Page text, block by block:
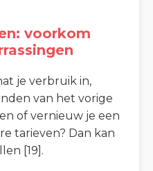
voorkom
je verbruik in,
van het vorige
of vernieuw je een
tarieven? Dan kan
[19].